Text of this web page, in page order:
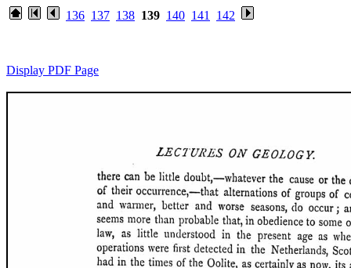
136 137 138 139 140 141 142
Display PDF Page